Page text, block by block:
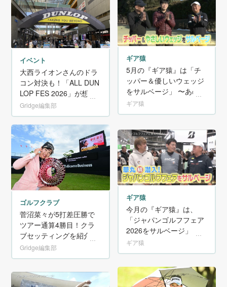
イベント
大西ライオンさんのドラ
コン対決も！「ALL DUN
LOP FES 2026」が想像
以上に面白かった。
Gridge編集部
ギア猿
5月の『ギア猿』は「チ
ッパー＆優しいウェッジ
をサルベージ」 〜あの
「カイジ」の福本伸行先
生がゲストに来てくれま
ギア猿
ゴルフクラブ
菅沼菜々が5打差圧勝で
ツアー通算4勝目！クラ
ブセッティングを紹介！
Gridge編集部
ギア猿
今月の『ギア猿』は、
「ジャパンゴルフフェア
2026をサルベージ」 ～
華丸さんが会場に初潜入!
宮里兄妹ら大物プロも
ギア猿